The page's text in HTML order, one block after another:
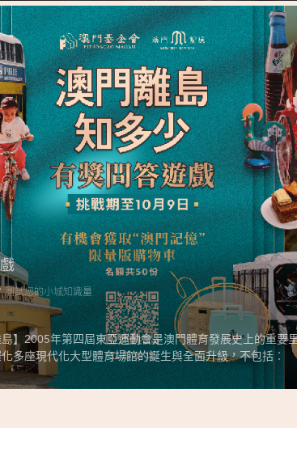
測試您的小城知識量
島】2005年第四屆東亞運動會是澳門體育發展史上的重要
多座現代化大型體育場館的誕生與全面升級，不包括︰